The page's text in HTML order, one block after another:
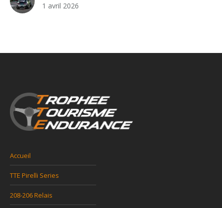
1 avril 2026
Accueil
TTE Pirelli Series
208-206 Relais